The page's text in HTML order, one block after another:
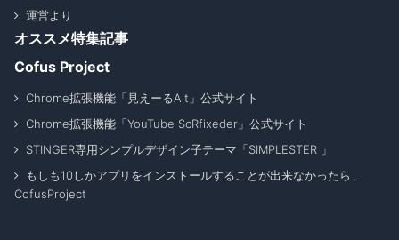
運営より
オススメ特集記事
Cofus Project
Chrome拡張機能「見えーるAlt」公式サイト
Chrome拡張機能「YouTube ScRfixeder」公式サイト
STINGER専用シンプルデザイン子テーマ「SIMPLESTER 」
もしも10しかアプリをインストールすることが出来なかったら _
CofusProject